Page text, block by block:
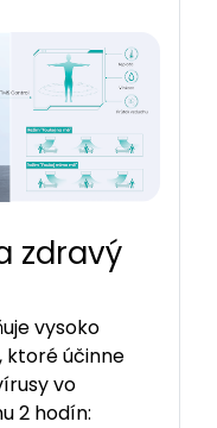
zdravý
vysoko
ktoré účinne
vo
2 hodín: